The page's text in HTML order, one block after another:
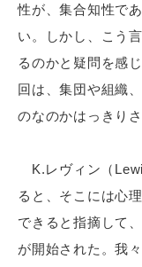
性が、集合知性で
い。しかし、こう
るのかと疑問を感
回は、集団や組織
のなのかはっきり
K.レヴィン（
ると、そこには心
できると指摘して
が開始された。我